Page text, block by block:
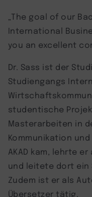
„The goal of our
International
you an excellent
Dr. Sass ist der
Studiengangs
studentische
Masterarbeiten in
Kommunikation
AKAD kam, lehrte
und leitete dort ein
Zudem ist er als
Übersetzer tätig.